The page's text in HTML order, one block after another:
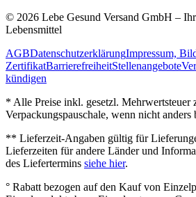
© 2026 Lebe Gesund Versand GmbH –
Lebensmittel
AGBDatenschutzerklärungImpressum,
ZertifikatBarrierefreiheitStellenangebote
kündigen
* Alle Preise inkl. gesetzl. Mehrwertsteuer
Verpackungspauschale, wenn nicht anders
** Lieferzeit‐Angaben gültig für
Lieferzeiten für andere Länder und
des Liefertermins siehe hier.
° Rabatt bezogen auf den Kauf von